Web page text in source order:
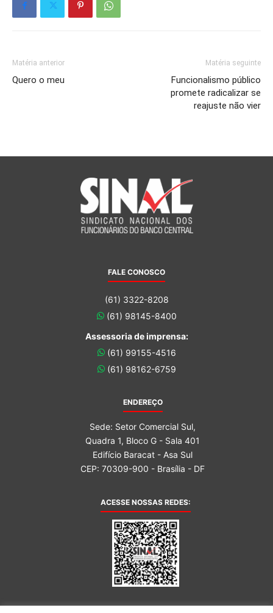
Matéria anterior
Quero o meu
Matéria seguinte
Funcionalismo público
promete radicalizar se
reajuste não vier
FALE CONOSCO
(61) 3322-8208
(61) 98145-8400
Assessoria de imprensa:
(61) 99155-4516
(61) 98162-6759
ENDEREÇO
Sede: Setor Comercial Sul,
Quadra 1, Bloco G - Sala 401
Edifício Baracat - Asa Sul
CEP: 70309-900 - Brasília - DF
ACESSE NOSSAS REDES: